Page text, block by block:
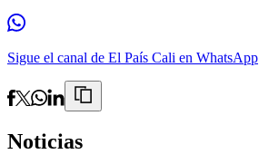
Sigue el canal de El País Cali en WhatsApp
Noticias